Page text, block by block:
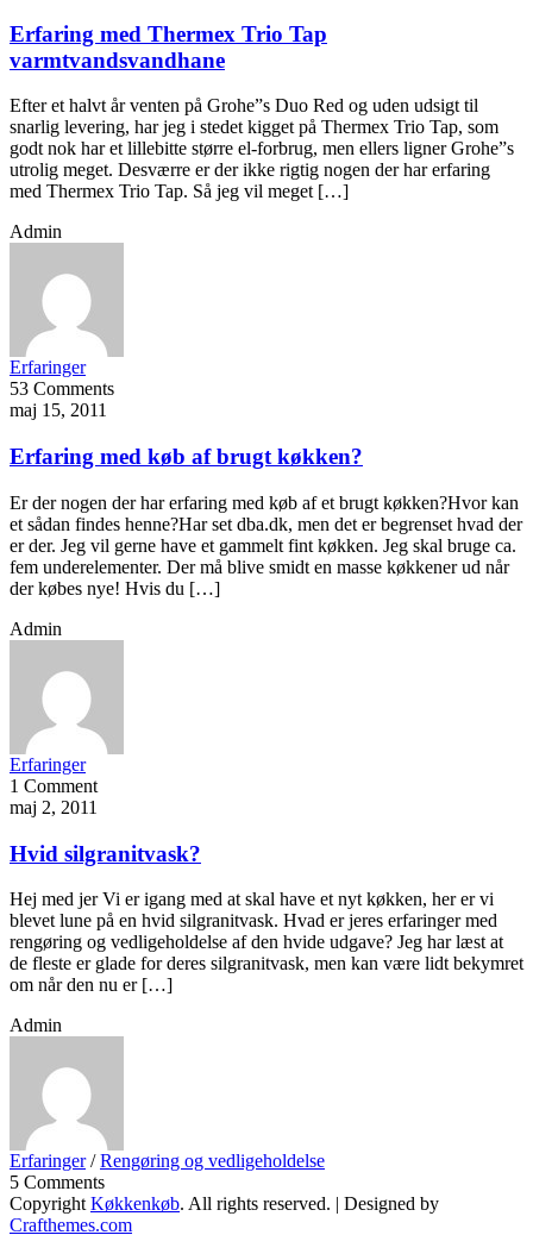
Erfaring med Thermex Trio Tap
varmtvandsvandhane
Efter et halvt år venten på Grohe”s Duo Red og uden udsigt til
snarlig levering, har jeg i stedet kigget på Thermex Trio Tap, som
godt nok har et lillebitte større el-forbrug, men ellers ligner Grohe”s
utrolig meget. Desværre er der ikke rigtig nogen der har erfaring
med Thermex Trio Tap. Så jeg vil meget […]
Admin
Erfaringer
53 Comments
maj 15, 2011
Erfaring med køb af brugt køkken?
Er der nogen der har erfaring med køb af et brugt køkken?Hvor kan
et sådan findes henne?Har set dba.dk, men det er begrenset hvad der
er der. Jeg vil gerne have et gammelt fint køkken. Jeg skal bruge ca.
fem underelementer. Der må blive smidt en masse køkkener ud når
der købes nye! Hvis du […]
Admin
Erfaringer
1 Comment
maj 2, 2011
Hvid silgranitvask?
Hej med jer Vi er igang med at skal have et nyt køkken, her er vi
blevet lune på en hvid silgranitvask. Hvad er jeres erfaringer med
rengøring og vedligeholdelse af den hvide udgave? Jeg har læst at
de fleste er glade for deres silgranitvask, men kan være lidt bekymret
om når den nu er […]
Admin
Erfaringer/Rengøring og vedligeholdelse
5 Comments
Copyright Køkkenkøb. All rights reserved. | Designed by
Crafthemes.com